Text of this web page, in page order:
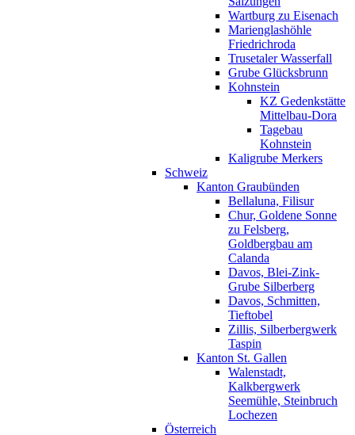
Wartburg zu Eisenach
Marienglashöhle
Friedrichroda
Trusetaler Wasserfall
Grube Glücksbrunn
Kohnstein
KZ Gedenkstätte
Mittelbau-Dora
Tagebau
Kohnstein
Kaligrube Merkers
Schweiz
Kanton Graubünden
Bellaluna, Filisur
Chur, Goldene Sonne
zu Felsberg,
Goldbergbau am
Calanda
Davos, Blei-Zink-
Grube Silberberg
Davos, Schmitten,
Tieftobel
Zillis, Silberbergwerk
Taspin
Kanton St. Gallen
Walenstadt,
Kalkbergwerk
Seemühle, Steinbruch
Lochezen
Österreich